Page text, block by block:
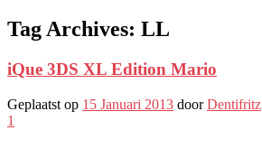
Tag Archives: LL
iQue 3DS XL Edition Mario
Geplaatst op 15 Januari 2013 doorDentifritz
1